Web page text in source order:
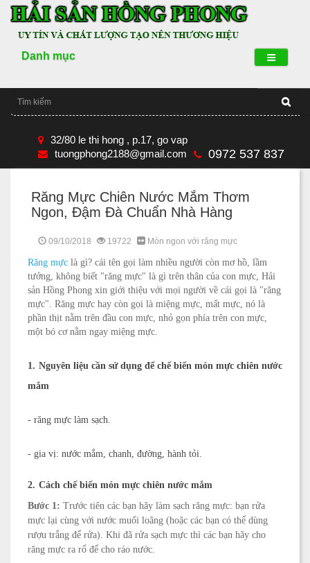
Danh mục
32/80 le thi hong , p.17, go vap
tuongphong2188@gmail.com
0972 537 837
Răng Mực Chiên Nước Mắm Thơm
Ngon, Đậm Đà Chuẩn Nhà Hàng
09/10/2018 19722 Món ngon với răng mực
Răng mực là gì? cái tên gọi làm nhiều người còn mơ hồ, lầm
tưởng, không biết "răng mực" là gì trên thân của con mực, Hải
sản Hồng Phong xin giới thiệu với mọi người về cái gọi là "răng
mực". Răng mực hay còn gọi là miệng mực, mất mực, nó là
phần thịt nằm trên đầu con mực, nhỏ gọn phía trên con mực,
một bó cơ nằm ngay miệng mực.
1. Nguyên liệu cần sử dụng để chế biến món mực chiên nước
mắm
- răng mực làm sạch.
- gia vị: nước mắm, chanh, đường, hành tỏi.
2. Cách chế biến món mực chiên nước mắm
Bước 1: Trước tiên các bạn hãy làm sạch răng mực: bạn rửa
mực lại cùng với nước muối loãng (hoặc các bạn có thể dùng
rượu trắng để rửa). Khi đã rửa sạch mực thì các bạn hãy cho
răng mực ra rổ để cho ráo nước.